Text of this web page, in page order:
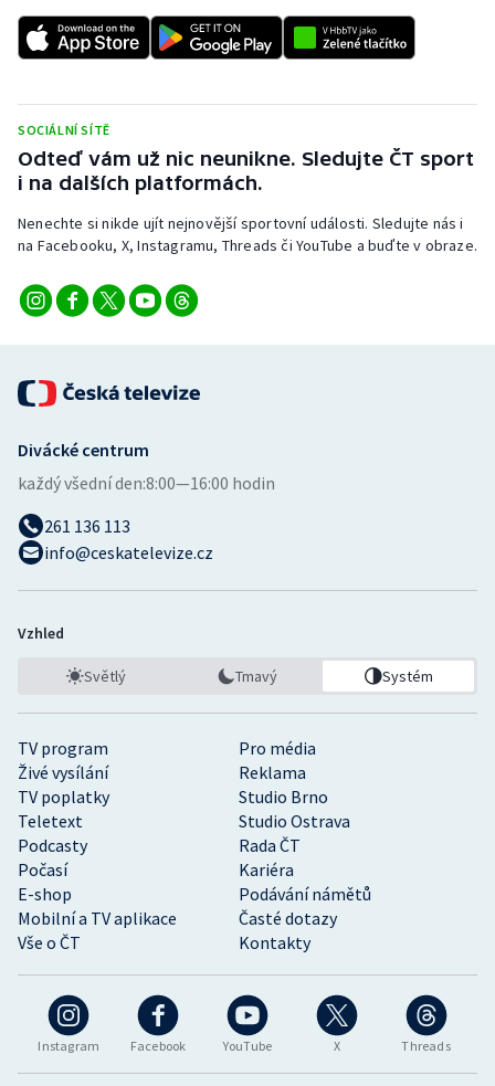
Sportovní střelba
Stolní tenis
Triatlon
Veslování
Volejbal
Ostatní
SOCIÁLNÍ SÍTĚ
Odteď vám už nic neunikne. Sledujte ČT sport
i na dalších platformách.
Nenechte si nikde ujít nejnovější sportovní události. Sledujte nás i
na Facebooku, X, Instagramu, Threads či YouTube a buďte v obraze.
Instagram Facebook YouTube X Threads
TV program
Pro média
Živé vysílání
Reklama
TV poplatky
Studio Brno
Teletext
Studio Ostrava
Podcasty
Rada ČT
Počasí
Kariéra
E-shop
Podávání námětů
Mobilní a TV aplikace
Časté dotazy
Vše o ČT
Kontakty
Divácké centrum
každý všední den:8:00—16:00 hodin
261 136 113
info@ceskatelevize.cz
Vzhled
Světlý Tmavý Systém